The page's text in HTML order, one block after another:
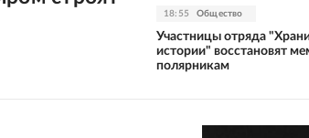
18:55 Общество
Участницы отряда
истории" восстановят
полярникам